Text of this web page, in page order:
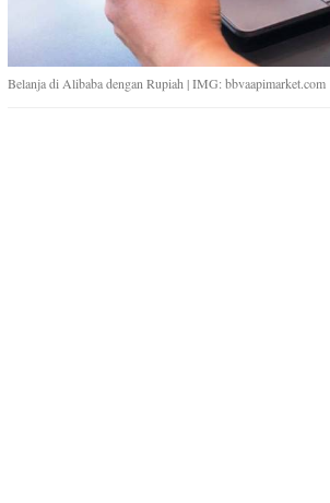
Belanja di Alibaba dengan Rupiah | IMG: bbvaapimarket.com